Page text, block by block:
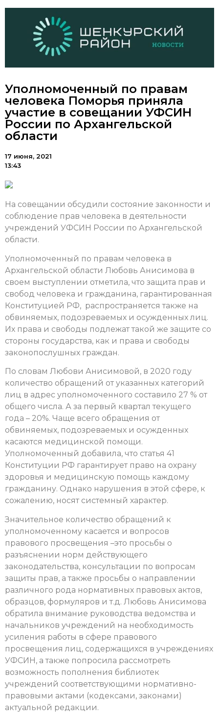
Уполномоченный по правам
человека Поморья приняла
участие в совещании УФСИН
России по Архангельской
области
17 июня, 2021
13:43
На совещании обсудили состояние законности и
соблюдение прав человека в деятельности
учреждений УФСИН России по Архангельской
области.
Уполномоченный по правам человека в
Архангельской области Любовь Анисимова в
своем выступлении отметила, что защита прав и
свобод человека и гражданина, гарантированная
Конституцией РФ, распространяется также на
обвиняемых, подозреваемых и осужденных лиц.
Их права и свободы подлежат такой же защите со
стороны государства, как и права и свободы
законопослушных граждан.
По словам Любови Анисимовой, в 2020 году
количество обращений от указанных категорий
лиц в адрес уполномоченного составило 27 % от
общего числа. А за первый квартал текущего
года – 20%. Чаще всего обращения от
обвиняемых, подозреваемых и осужденных
касаются медицинской помощи.
Уполномоченный добавила, что статья 41
Конституции РФ гарантирует право на охрану
здоровья и медицинскую помощь каждому
гражданину. Однако нарушения в этой сфере, к
сожалению, носят системный характер.
Значительное количество обращений к
уполномоченному касается и вопросов
правового просвещения –это просьбы о
разъяснении норм действующего
законодательства, консультации по вопросам
защиты прав, а также просьбы о направлении
различного рода нормативных правовых актов,
образцов, формуляров и т.д. Любовь Анисимова
обратила внимание руководства ведомства и
начальников учреждений на необходимость
усиления работы в сфере правового
просвещения лиц, содержащихся в учреждениях
УФСИН, а также попросила рассмотреть
возможность пополнения библиотек
учреждений соответствующими нормативно-
правовыми актами (кодексами, законами)
актуальной редакции.